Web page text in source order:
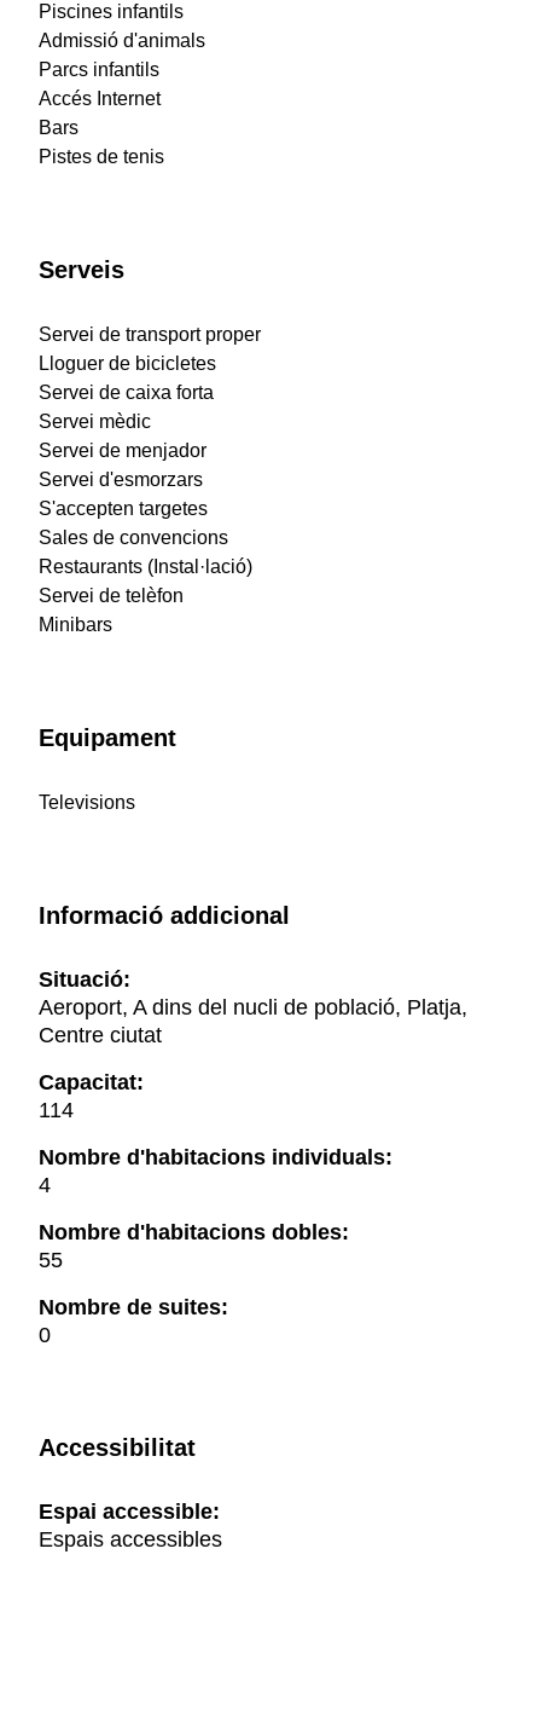
Piscines infantils
Admissió d'animals
Parcs infantils
Accés Internet
Bars
Pistes de tenis
Serveis
Servei de transport proper
Lloguer de bicicletes
Servei de caixa forta
Servei mèdic
Servei de menjador
Servei d'esmorzars
S'accepten targetes
Sales de convencions
Restaurants (Instal·lació)
Servei de telèfon
Minibars
Equipament
Televisions
Informació addicional
Situació:
Aeroport, A dins del nucli de població, Platja,
Centre ciutat
Capacitat:
114
Nombre d'habitacions individuals:
4
Nombre d'habitacions dobles:
55
Nombre de suites:
0
Accessibilitat
Espai accessible:
Espais accessibles